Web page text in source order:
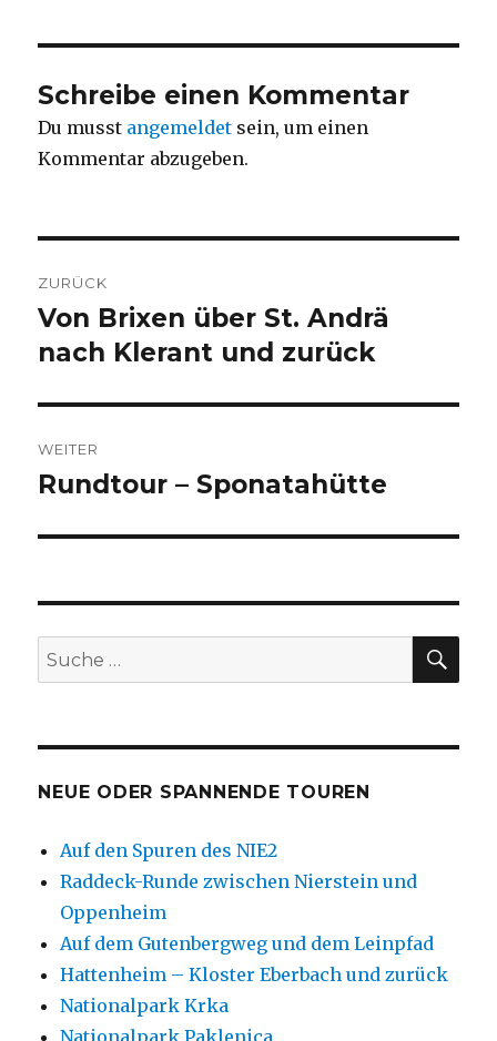
Schreibe einen Kommentar
Du musst angemeldet sein, um einen
Kommentar abzugeben.
ZURÜCK
Vorheriger
Beitrag:
Von Brixen über St. Andrä
nach Klerant und zurück
WEITER
Nächster
Rundtour – Sponatahütte
Suche
nach:
NEUE ODER SPANNENDE TOUREN
Auf den Spuren des NIE2
Raddeck-Runde zwischen Nierstein und
Oppenheim
Auf dem Gutenbergweg und dem Leinpfad
Hattenheim – Kloster Eberbach und zurück
Nationalpark Krka